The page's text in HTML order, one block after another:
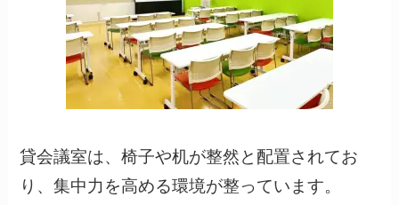
貸会議室は、椅子や机が整然と配置されてお
り、集中力を高める環境が整っています。